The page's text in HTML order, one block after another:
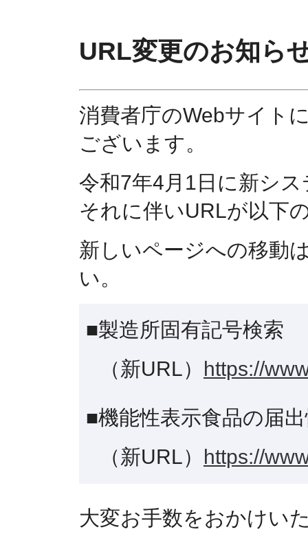
URL変更のお知ら
消費者庁のWebサイト
ございます。
令和7年4月1日に新シ
それに伴いURLが以下
新しいページへの移動
い。
■製造所固有記号検索
（新URL） https://
■機能性表示食品の届
（新URL） https://
大変お手数をおかけい